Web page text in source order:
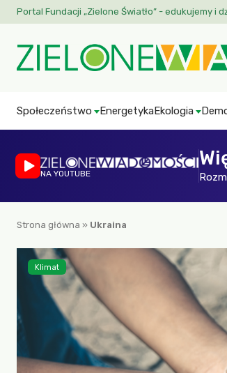
Portal Fundacji „Zielone Światło” - edukujemy i
Społeczeństwo EnergetykaEkologia
NA YOUTUBE
Strona główna » Ukraina
Klimat